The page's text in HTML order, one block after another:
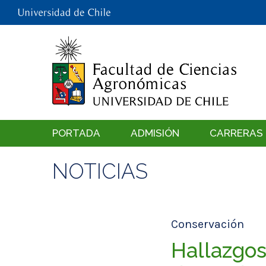
PORTADA ADMISIÓN CARRERAS
NOTICIAS
Conservación